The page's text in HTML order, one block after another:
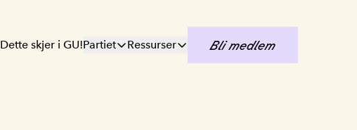
Dette skjer i GU!Partiet Ressurser Bli medlem